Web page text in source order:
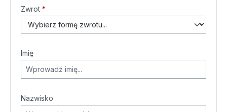
Zwrot *
Imię
Nazwisko